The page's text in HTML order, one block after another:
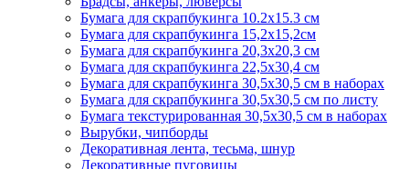
Бумага для скрапбукинга 10.2х15.3 см
Бумага для скрапбукинга 15,2х15,2см
Бумага для скрапбукинга 20,3х20,3 см
Бумага для скрапбукинга 22,5х30,4 см
Бумага для скрапбукинга 30,5х30,5 см в наборах
Бумага для скрапбукинга 30,5х30,5 см по листу
Бумага текстурированная 30,5х30,5 см в наборах
Вырубки, чипборды
Декоративная лента, тесьма, шнур
Декоративные пуговицы